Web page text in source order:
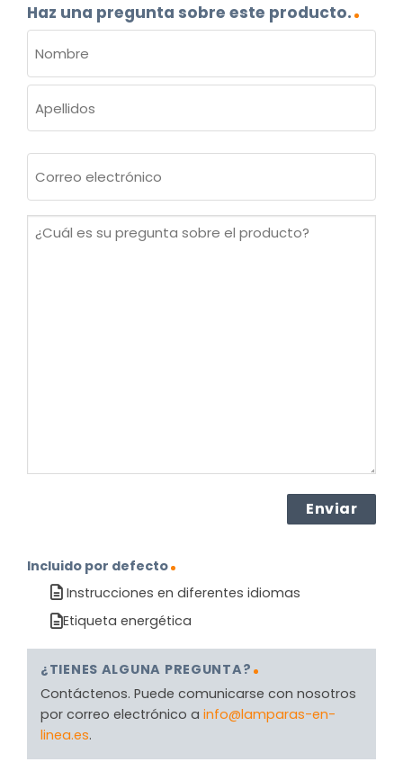
Haz una pregunta sobre este producto.
(OBLIGATORIO)
Nombre
electrónico
¿Cuál
Incluido por defecto
Instrucciones en diferentes idiomas
Etiqueta energética
¿TIENES ALGUNA PREGUNTA?
Contáctenos. Puede comunicarse con nosotros
por correo electrónico a info@lamparas-en-
linea.es.